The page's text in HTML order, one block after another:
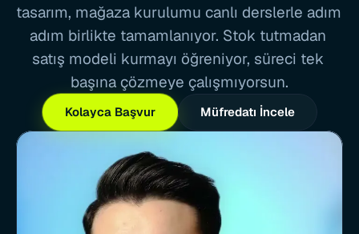
tasarım, mağaza kurulumu canlı derslerle adım
adım birlikte tamamlanıyor. Stok tutmadan
satış modeli kurmayı öğreniyor, süreci tek
başına çözmeye çalışmıyorsun.
Kolayca Başvur Müfredatı İncele